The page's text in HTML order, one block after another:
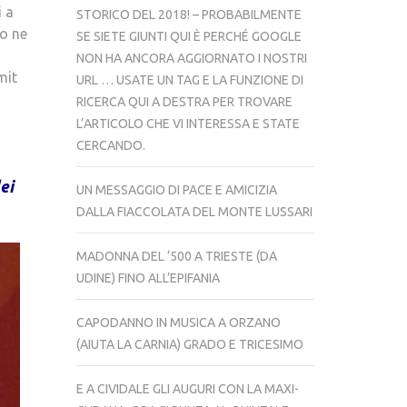
a
ne
STORICO DEL 2018! – PROBABILMENTE
SE SIETE GIUNTI QUI È PERCHÉ GOOGLE
NON HA ANCORA AGGIORNATO I NOSTRI
URL … USATE UN TAG E LA FUNZIONE DI
RICERCA QUI A DESTRA PER TROVARE
L’ARTICOLO CHE VI INTERESSA E STATE
CERCANDO.
UN MESSAGGIO DI PACE E AMICIZIA
DALLA FIACCOLATA DEL MONTE LUSSARI
MADONNA DEL ‘500 A TRIESTE (DA
UDINE) FINO ALL’EPIFANIA
CAPODANNO IN MUSICA A ORZANO
(AIUTA LA CARNIA) GRADO E TRICESIMO
E A CIVIDALE GLI AUGURI CON LA MAXI-